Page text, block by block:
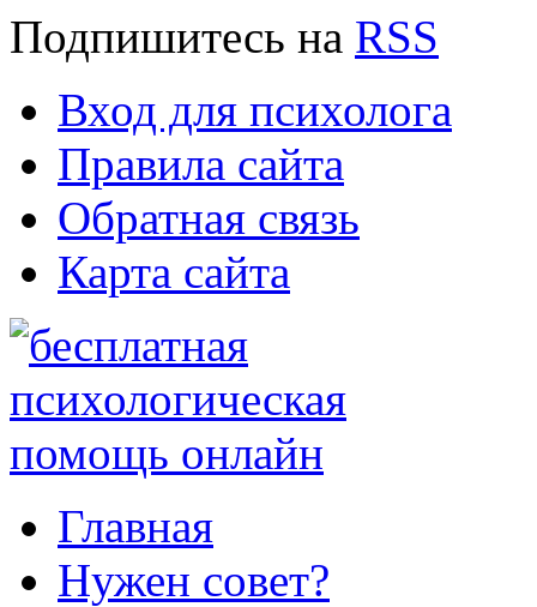
Подпишитесь на RSS
Вход для психолога
Правила сайта
Обратная связь
Карта сайта
Главная
Нужен совет?